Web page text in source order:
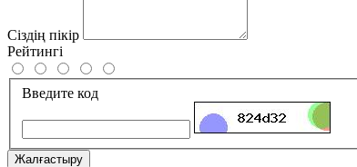
Сіздің пікір
Рейтингі
Введите код
Жалғастыру